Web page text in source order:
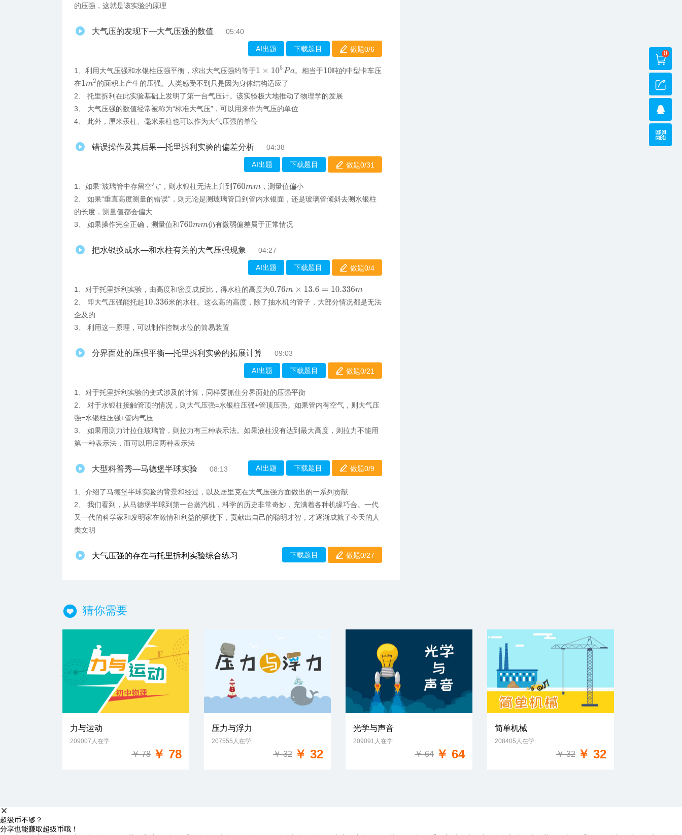
的压强，这就是该实验的原理
大气压的发现下—大气压强的数值 05:40
AI出题 下载题目 做题0/6
1、利用大气压强和水银柱压强平衡，求出大气压强约等于1 ×105Pa 。相当于10吨的中型卡车压
在1 m2 的面积上产生的压强。人类感受不到只是因为身体结构适应了
2、 托里拆利在此实验基础上发明了第一台气压计。该实验极大地推动了物理学的发展
3、 大气压强的数值经常被称为“标准大气压”，可以用来作为气压的单位
4、 此外，厘米汞柱、毫米汞柱也可以作为大气压强的单位
错误操作及其后果—托里拆利实验的偏差分析 04:38
AI出题 下载题目 做题0/31
1、如果“玻璃管中存留空气”，则水银柱无法上升到 760mm ，测量值偏小
2、 如果“垂直高度测量的错误”，则无论是测玻璃管口到管内水银面，还是玻璃管倾斜去测水银柱
的长度，测量值都会偏大
3、 如果操作完全正确，测量值和760mm 仍有微弱偏差属于正常情况
把水银换成水—和水柱有关的大气压强现象 04:27
AI出题 下载题目 做题0/4
1、对于托里拆利实验，由高度和密度成反比，得水柱的高度为0.76m× 13.6=10.336m
2、 即大气压强能托起10.336 米的水柱。这么高的高度，除了抽水机的管子，大部分情况都是无法
企及的
3、 利用这一原理，可以制作控制水位的简易装置
分界面处的压强平衡—托里拆利实验的拓展计算 09:03
AI出题 下载题目 做题0/21
1、对于托里拆利实验的变式涉及的计算，同样要抓住分界面处的压强平衡
2、 对于水银柱接触管顶的情况，则大气压强=水银柱压强+管顶压强。如果管内有空气，则大气压
强=水银柱压强+管内气压
3、 如果用测力计拉住玻璃管，则拉力有三种表示法。如果液柱没有达到最大高度，则拉力不能用
第一种表示法，而可以用后两种表示法
大型科普秀—马德堡半球实验 08:13 AI出题 下载题目 做题0/9
1、介绍了马德堡半球实验的背景和经过，以及居里克在大气压强方面做出的一系列贡献
2、 我们看到，从马德堡半球到第一台蒸汽机，科学的历史非常奇妙，充满着各种机缘巧合。一代
又一代的科学家和发明家在激情和利益的驱使下，贡献出自己的聪明才智，才逐渐成就了今天的人
类文明
大气压强的存在与托里拆利实验综合练习 下载题目 做题0/27
猜你需要
力与运动
209007人在学
￥ 78 ￥ 78
压力与浮力
207555人在学
￥ 32 ￥ 32
光学与声音
209091人在学
￥ 64 ￥ 64
简单机械
208405人在学
￥ 32 ￥ 32
0
超级币不够？
分享也能赚取超级币哦！